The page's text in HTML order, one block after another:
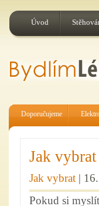
Úvod
Doporučujeme
Jak
Jak vybrat |
Pokud si